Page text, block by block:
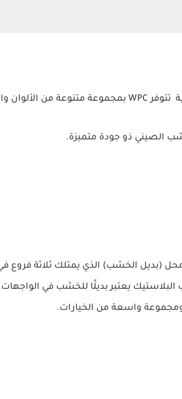
تتوفر WPC بمجموعة متنوعة من الألوان والاختيارات.
الصيني ذو جودة متميزة.
(بديل الخشب) الذي يمتلك ثلاثة فروع
يعتبر بديلًا للخشب في